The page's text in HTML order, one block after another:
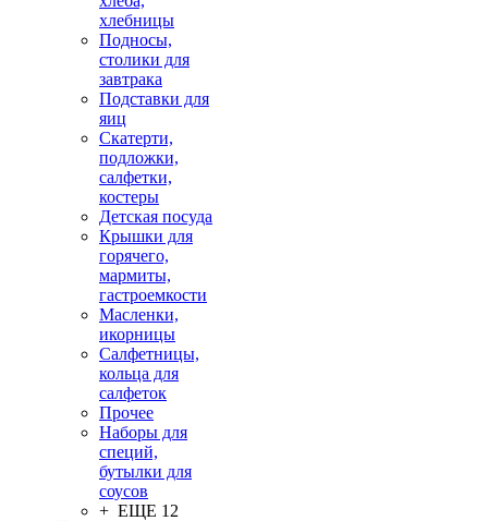
хлебницы
Подносы,
столики для
завтрака
Подставки для
яиц
Скатерти,
подложки,
салфетки,
костеры
Детская посуда
Крышки для
горячего,
мармиты,
гастроемкости
Масленки,
икорницы
Салфетницы,
кольца для
салфеток
Прочее
Наборы для
специй,
бутылки для
соусов
+ ЕЩЕ 12